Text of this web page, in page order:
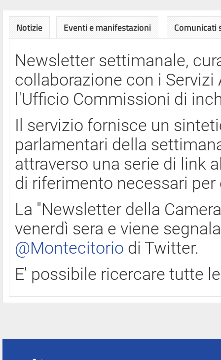
Notizie Eventi e manifestazioni Comunicati
Newsletter settimanale,
collaborazione con i
l'Ufficio Commissioni di
Il servizio fornisce un
parlamentari della
attraverso una serie di link
di riferimento necessari
La "Newsletter della
venerdì sera e viene
@Montecitorio di Twitter.
E' possibile ricercare tutte